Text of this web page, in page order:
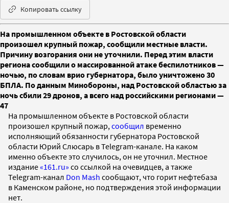
Копировать ссылку
На промышленном объекте в Ростовской области
произошел крупный пожар, сообщили местные власти.
Причину возгорания они не уточнили. Перед этим власти
региона сообщили о массированной атаке беспилотников —
ночью, по словам врио губернатора, было уничтожено 30
БПЛА. По данным Минобороны, над Ростовской областью за
ночь сбили 29 дронов, а всего над российскими регионами —
47
На промышленном объекте в Ростовской области
произошел крупный пожар, сообщил временно
исполняющий обязанности губернатора Ростовской
области Юрий Слюсарь в Telegram-канале. На каком
именно объекте это случилось, он не уточнил. Местное
издание«161.ru» со ссылкой на очевидцев, а также
Telegram-канал Don Mash сообщают, что горит нефтебаза
в Каменском районе, но подтверждения этой информации
нет.